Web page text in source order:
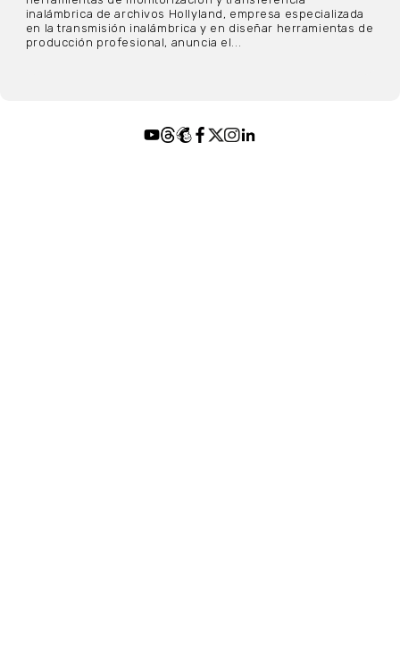
inalámbrica de archivos Hollyland, empresa especializada
en la transmisión inalámbrica y en diseñar herramientas de
producción profesional, anuncia el...